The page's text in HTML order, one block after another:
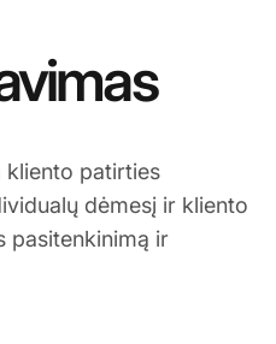
kliento patirties
dėmesį ir kliento
pasitenkinimą ir